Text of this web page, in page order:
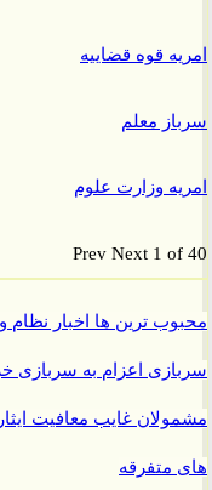
قوه قضاییه
معلم
وزارت علوم
PrevNext 1
ترین هااخبار نظام
اعزام به سربازیخروج
غایبمعافیت
متفرقه